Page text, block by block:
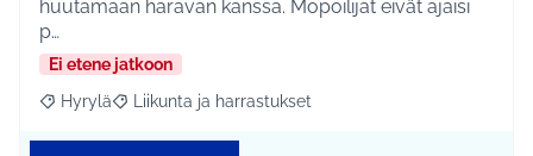
huutamaan haravan kanssa. Mopoilijat eivät ajaisi
p…
Ei etene jatkoon
Rajaa tulokset aihepiirin mukaan: Hyrylä
Hyrylä Rajaa tulokset teeman mukaan: Liikunta ja
Liikunta ja harrastukset